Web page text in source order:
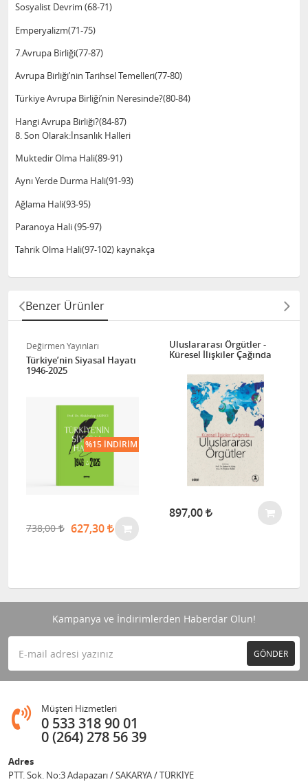
Sosyalist Devrim (68-71)
Emperyalizm(71-75)
7.Avrupa Birliği(77-87)
Avrupa Birliği’nin Tarihsel Temelleri(77-80)
Türkiye Avrupa Birliği’nin Neresinde?(80-84)
Hangi Avrupa Birliği?(84-87)
8. Son Olarak:İnsanlık Halleri
Muktedir Olma Hali(89-91)
Aynı Yerde Durma Hali(91-93)
Ağlama Hali(93-95)
Paranoya Hali (95-97)
Tahrik Olma Hali(97-102) kaynakça
Benzer Ürünler
Değirmen Yayınları
Türkiye’nin Siyasal Hayatı
1946-2025
738,00 627,30
%15 İNDIRIM
Uluslararası Örgütler -
Küresel İlişkiler Çağında
897,00
Kampanya ve İndirimlerden Haberdar Olun!
GÖNDER
Müşteri Hizmetleri
0 533 318 90 01
0 (264) 278 56 39
Adres
PTT. Sok. No:3 Adapazarı / SAKARYA / TÜRKİYE